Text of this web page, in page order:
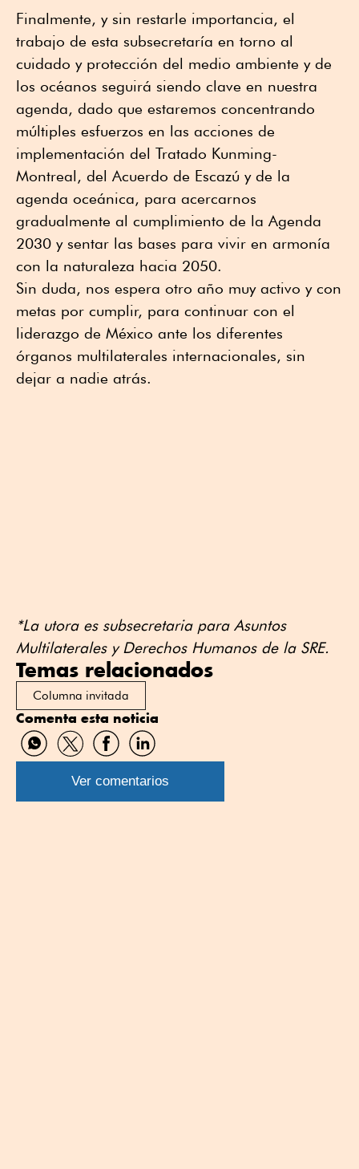
Finalmente, y sin restarle importancia, el
trabajo de esta subsecretaría en torno al
cuidado y protección del medio ambiente y de
los océanos seguirá siendo clave en nuestra
agenda, dado que estaremos concentrando
múltiples esfuerzos en las acciones de
implementación del Tratado Kunming-
Montreal, del Acuerdo de Escazú y de la
agenda oceánica, para acercarnos
gradualmente al cumplimiento de la Agenda
2030 y sentar las bases para vivir en armonía
con la naturaleza hacia 2050.
Sin duda, nos espera otro año muy activo y con
metas por cumplir, para continuar con el
liderazgo de México ante los diferentes
órganos multilaterales internacionales, sin
dejar a nadie atrás.
*La utora es subsecretaria para Asuntos
Multilaterales y Derechos Humanos de la SRE.
Temas relacionados
Columna invitada
Comenta esta noticia
Compartir
por
WhatsApp
Compartir
por
Twitter
Compartir
por
Facebook
Compartir
por
Linkedin
Ver comentarios